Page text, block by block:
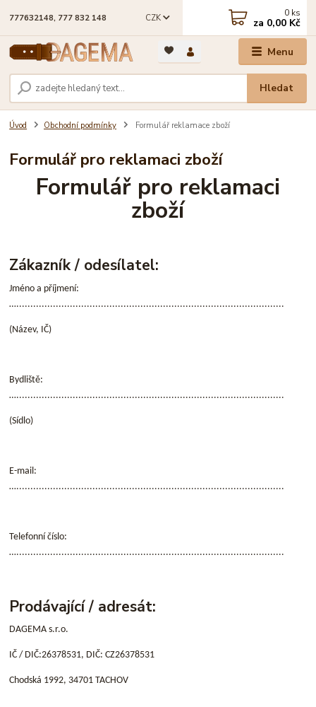
Menu
CZK
Hledat
777632148, 777 832 148 0 ks
za 0,00 Kč
Úvod Obchodní podmínky Formulář reklamace zboží
Formulář pro reklamaci zboží
Formulář pro reklamaci
zboží
Zákazník / odesílatel:
Jméno a příjmení:
…...............................................................................................
(Název, IČ)
Bydliště:
…...............................................................................................
(Sídlo)
E-mail:
…...............................................................................................
Telefonní číslo:
…...............................................................................................
Prodávající / adresát:
DAGEMA s.r.o.
IČ / DIČ:26378531, DIČ: CZ26378531
Chodská 1992, 34701 TACHOV